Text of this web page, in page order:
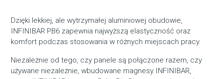
Dzięki lekkiej, ale wytrzymałej aluminiowej obudowie,
INFINIBAR PB6 zapewnia najwyższą elastyczność oraz
komfort podczas stosowania w różnych miejscach pracy.
Niezależnie od tego, czy panele są połączone razem, czy
używane niezależnie, wbudowane magnesy INFINIBAR,